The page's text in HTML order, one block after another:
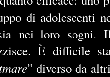
di adolescenti
nei loro sogni.
È difficile
” diverso da